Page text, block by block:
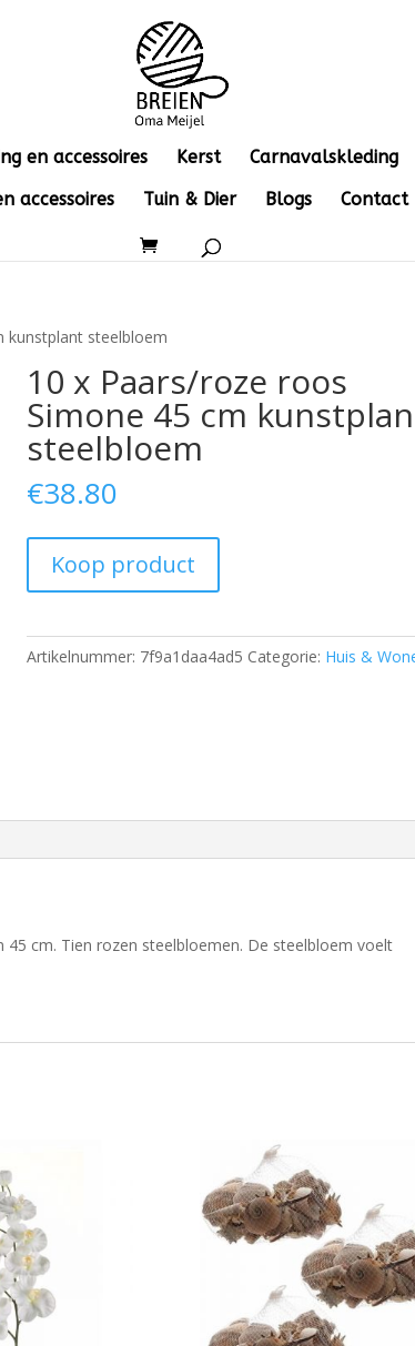
en accessoires Kerst
Carnavalskleding
accessoires
Tuin & Dier Blogs Contact
kunstplant steelbloem
10 x Paars/roze roos
Simone 45 cm
steelbloem
€38.80
Koop product
Artikelnummer: 7f9a1daa4ad5 Categorie: Huis &
cm. Tien rozen steelbloemen. De steelbloem voelt